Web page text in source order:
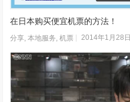
在日本购买便宜机票的方法！
分享,本地服务,机票 2014年1月28日